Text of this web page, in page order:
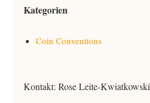
Kategorien
Coin Conventions
Kontakt: Rose Leite-Kwiatkowski